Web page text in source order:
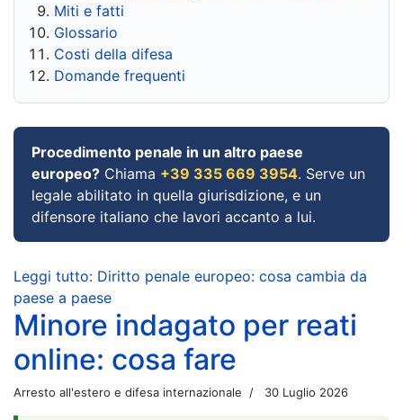
Miti e fatti
Glossario
Costi della difesa
Domande frequenti
Procedimento penale in un altro paese
europeo? Chiama +39 335 669 3954. Serve un
legale abilitato in quella giurisdizione, e un
difensore italiano che lavori accanto a lui.
Leggi tutto: Diritto penale europeo: cosa cambia da
paese a paese
Minore indagato per reati
online: cosa fare
Arresto all'estero e difesa internazionale 30 Luglio 2026